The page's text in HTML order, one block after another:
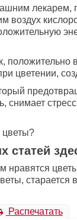
положительно
цветении,
снимает
цветы?
статей
нравятся
старается
Распечатать